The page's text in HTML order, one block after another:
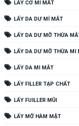
LẤY CƠ MI MẮT
LẤY DA DƯ MÍ MẮT
LẤY DA DƯ MỠ THỪA
LẤY DA DƯ MỠ THỪA MI
LẤY DA MI MẮT
LẤY FILLER TẠP CHẤT
LẤY FUILLER MŨI
LẤY MỠ HÀM MẶT